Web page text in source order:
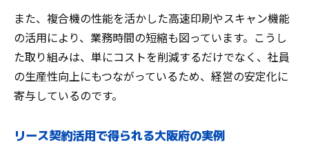
また、複合機の性能を活かした高速印刷やスキャン機能
の活用により、業務時間の短縮も図っています。こうし
た取り組みは、単にコストを削減するだけでなく、社員
の生産性向上にもつながっているため、経営の安定化に
寄与しているのです。
リース契約活用で得られる大阪府の実例